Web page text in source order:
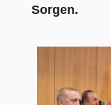
Sorgen.